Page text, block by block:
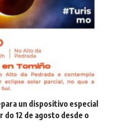
un dispositivo especial
do 12 de agosto desde o